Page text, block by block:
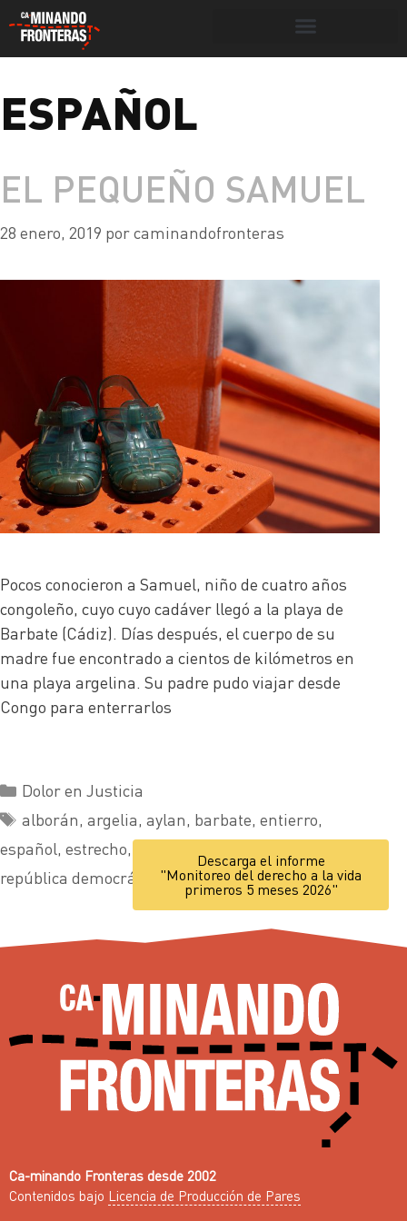
Portada »español
ESPAÑOL
EL PEQUEÑO SAMUEL
28 enero, 2019 porcaminandofronteras
Pocos conocieron a Samuel, niño de cuatro años
congoleño, cuyo cuyo cadáver llegó a la playa de
Barbate (Cádiz). Días después, el cuerpo de su
madre fue encontrado a cientos de kilómetros en
una playa argelina. Su padre pudo viajar desde
Congo para enterrarlos
Dolor en Justicia
alborán, argelia, aylan, barbate, entierro,
español, estrecho,
república democrática de congo ,samuel,veronique
Descarga el informe
"Monitoreo del derecho a la vida
primeros 5 meses 2026"
Ca-minando Fronteras desde 2002
Contenidos bajo Licencia de Producción de Pares